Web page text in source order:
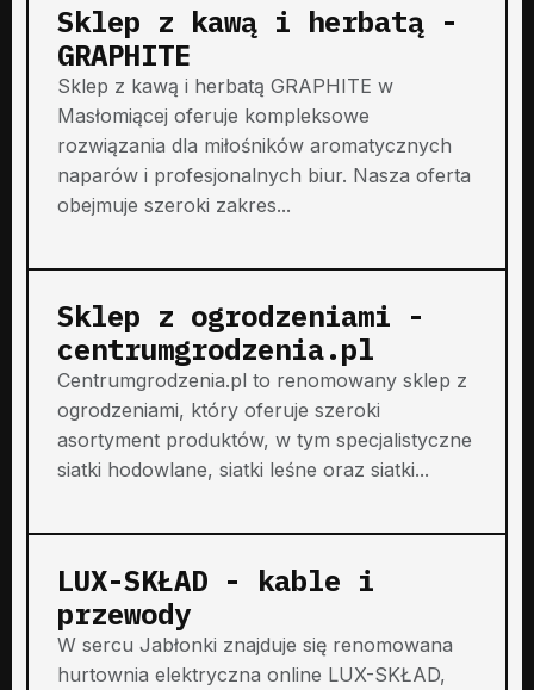
Sklep z kawą i herbatą -
GRAPHITE
Sklep z kawą i herbatą GRAPHITE w
Masłomiącej oferuje kompleksowe
rozwiązania dla miłośników aromatycznych
naparów i profesjonalnych biur. Nasza oferta
obejmuje szeroki zakres...
Sklep z ogrodzeniami -
centrumgrodzenia.pl
Centrumgrodzenia.pl to renomowany sklep z
ogrodzeniami, który oferuje szeroki
asortyment produktów, w tym specjalistyczne
siatki hodowlane, siatki leśne oraz siatki...
LUX-SKŁAD - kable i
przewody
W sercu Jabłonki znajduje się renomowana
hurtownia elektryczna online LUX-SKŁAD,